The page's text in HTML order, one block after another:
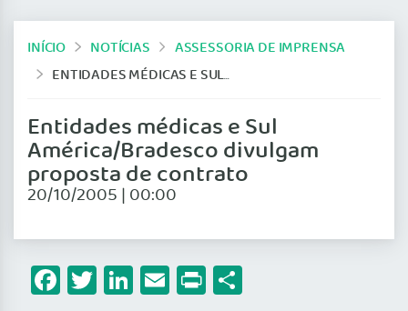
INÍCIO NOTÍCIAS
ASSESSORIA DE IMPRENSA
ENTIDADES MÉDICAS E SUL AMÉRICA/BRADESCO DIVULGAM PROPOSTA DE CONTRATO
Entidades médicas e Sul
América/Bradesco divulgam
proposta de contrato
20/10/2005 | 00:00
Facebook
Twitter
LinkedIn
Email
Print